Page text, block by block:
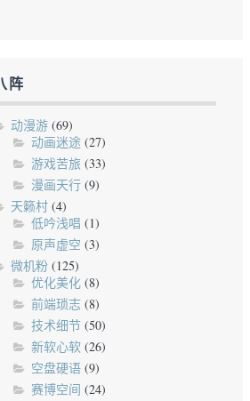
阵
动漫游(69)
动画迷途(27)
游戏苦旅(33)
漫画天行(9)
天籁村(4)
低吟浅唱 (1)
原声虚空 (3)
微机粉(125)
优化美化(8)
前端琐志(8)
技术细节(50)
新软心软(26)
空盘硬语(9)
赛博空间 (24)